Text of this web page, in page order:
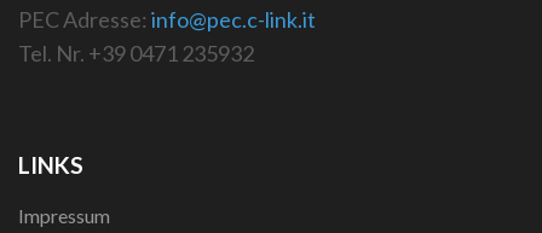
PEC Adresse: info@pec.c-link.it
Tel. Nr. +39 0471 235932
LINKS
Impressum